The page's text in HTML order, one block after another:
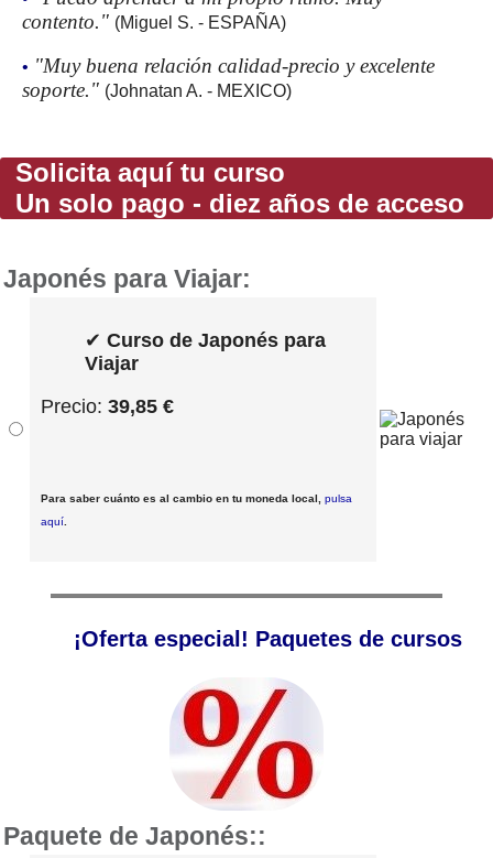
contento." (Miguel S. - ESPAÑA)
• "Muy buena relación calidad-precio y excelente
soporte." (Johnatan A. - MEXICO)
Solicita aquí tu curso
Un solo pago - diez años de acceso
Japonés para Viajar:
✔ Curso de Japonés para
Viajar
Precio: 39,85 €
Para saber cuánto es al cambio en tu moneda local, pulsa
aquí
¡Oferta especial! Paquetes de cursos
Paquete de Japonés::